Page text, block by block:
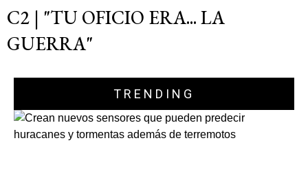
C2 | "TU OFICIO ERA... LA
GUERRA"
TRENDING